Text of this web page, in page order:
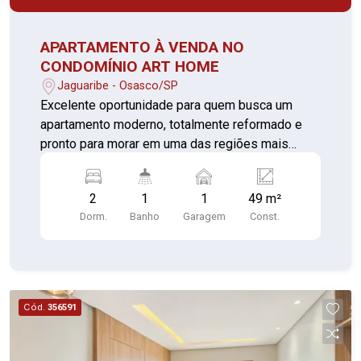
APARTAMENTO À VENDA NO
CONDOMÍNIO ART HOME
Jaguaribe - Osasco/SP
Excelente oportunidade para quem busca um
apartamento moderno, totalmente reformado e
pronto para morar em uma das regiões mais
acabamento diferenciado, com diversas
melhorias realizadas além do padrão entregue
pela construtora. Todos os pisos originais foram
Características do imóvel: - 2 dormitórios - Sala
de estar e sala de jantar integradas - Cozinha
planejada - Área de serviço - 1 banheiro - Sacada
estendida com fechamento em vidro, telas de
2
Dorm.
1
Banho
1
Garagem
49 m²
Const.
Cód. 356591